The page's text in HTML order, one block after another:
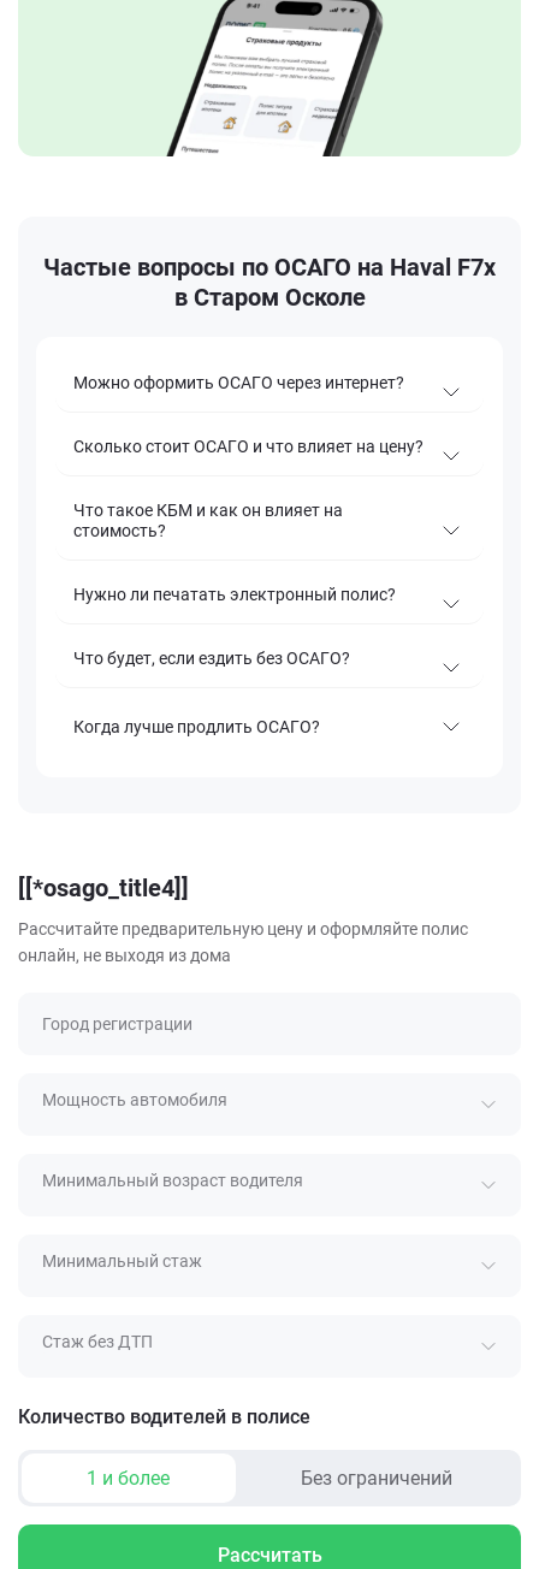
Частые вопросы по ОСАГО на Haval F7x
в Старом Осколе
Можно оформить ОСАГО через интернет?
Сколько стоит ОСАГО и что влияет на цену?
Что такое КБМ и как он влияет на
стоимость?
Нужно ли печатать электронный полис?
Что будет, если ездить без ОСАГО?
Когда лучше продлить ОСАГО?
[[*osago_title4]]
Рассчитайте предварительную цену и оформляйте полис
онлайн, не выходя из дома
Город регистрации
Мощность автомобиля
Минимальный возраст водителя
Минимальный стаж
Стаж без ДТП
Количество водителей в полисе
1 и более Без ограничений
Рассчитать